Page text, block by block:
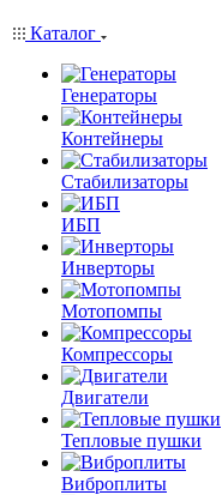
Каталог
Генераторы
Контейнеры
Стабилизаторы
ИБП
Инверторы
Мотопомпы
Компрессоры
Двигатели
Тепловые пушки
Виброплиты